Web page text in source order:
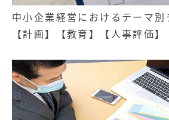
中小企業経営におけるテーマ
【計画】【教育】【人事評価】